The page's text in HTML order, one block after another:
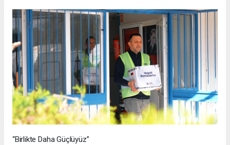
“Birlikte Daha Güçlüyüz”